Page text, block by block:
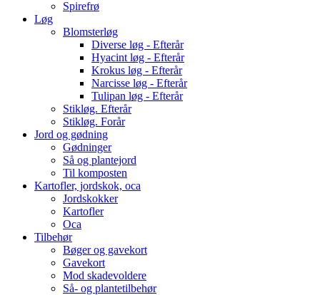
Spirefrø
Løg
Blomsterløg
Diverse løg - Efterår
Hyacint løg - Efterår
Krokus løg - Efterår
Narcisse løg - Efterår
Tulipan løg - Efterår
Stikløg. Efterår
Stikløg. Forår
Jord og gødning
Gødninger
Så og plantejord
Til komposten
Kartofler, jordskok, oca
Jordskokker
Kartofler
Oca
Tilbehør
Bøger og gavekort
Gavekort
Mod skadevoldere
Så- og plantetilbehør